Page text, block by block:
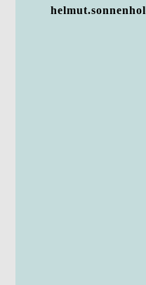
helmut.sonnenhol